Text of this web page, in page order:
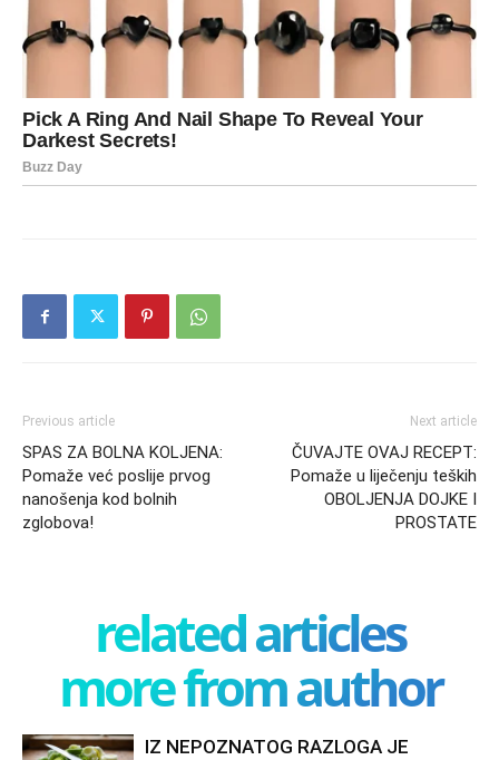
Previous article
SPAS ZA BOLNA KOLJENA:
Pomaže već poslije prvog
nanošenja kod bolnih
zglobova!
Next article
ČUVAJTE OVAJ RECEPT:
Pomaže u liječenju teških
OBOLJENJA DOJKE I
PROSTATE
related articles
more from author
IZ NEPOZNATOG RAZLOGA JE